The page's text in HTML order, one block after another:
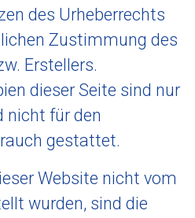
des Urheberrechts
Zustimmung des
Erstellers.
dieser Seite sind nur
nicht für den
gestattet.
Website nicht vom
wurden, sind die